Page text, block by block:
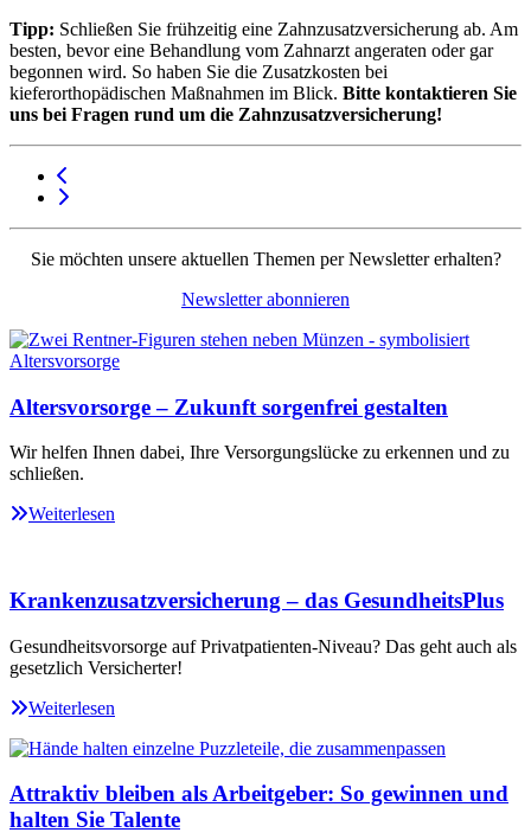
Tipp: Schließen Sie frühzeitig eine Zahnzusatzversicherung ab. Am
besten, bevor eine Behandlung vom Zahnarzt angeraten oder gar
begonnen wird. So haben Sie die Zusatzkosten bei
kieferorthopädischen Maßnahmen im Blick. Bitte kontaktieren Sie
uns bei Fragen rund um die Zahnzusatzversicherung!
Sie möchten unsere aktuellen Themen per Newsletter erhalten?
Newsletter abonnieren
Altersvorsorge – Zukunft sorgenfrei gestalten
Wir helfen Ihnen dabei, Ihre Versorgungslücke zu erkennen und zu
schließen.
Weiterlesen
Krankenzusatzversicherung – das GesundheitsPlus
Gesundheitsvorsorge auf Privatpatienten-Niveau? Das geht auch als
gesetzlich Versicherter!
Weiterlesen
Attraktiv bleiben als Arbeitgeber: So gewinnen und
halten Sie Talente